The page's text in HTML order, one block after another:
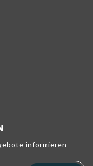
informieren
zu verbessern,
Ihr Erlebnis zu
optionalen Cookies